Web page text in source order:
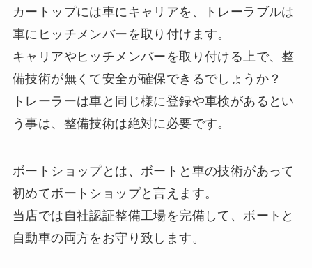
カートップには車にキャリアを、トレーラブルは
車にヒッチメンバーを取り付けます。
キャリアやヒッチメンバーを取り付ける上で、整
備技術が無くて安全が確保できるでしょうか？
トレーラーは車と同じ様に登録や車検があるとい
う事は、整備技術は絶対に必要です。
ボートショップとは、ボートと車の技術があって
初めてボートショップと言えます。
当店では自社認証整備工場を完備して、ボートと
自動車の両方をお守り致します。